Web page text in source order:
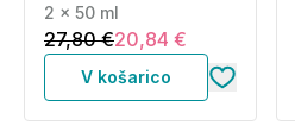
paket (2 x50 ml)
2 x 50 ml
27,80 €20,84 €
V košarico